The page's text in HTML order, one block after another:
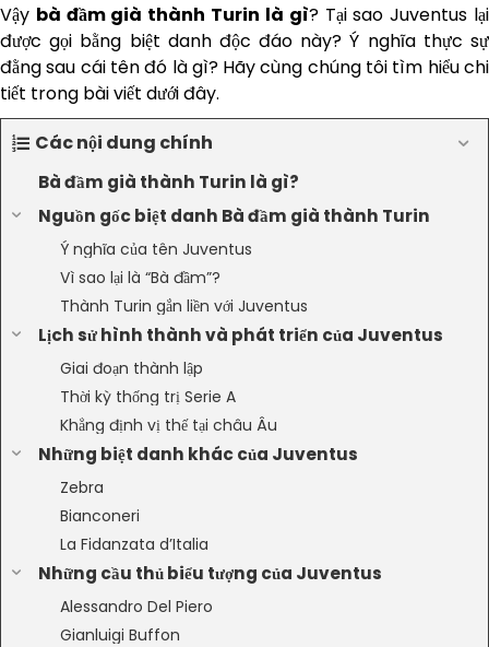
Vậy bà đầm già thành Turin là gì? Tại sao Juventus lại
được gọi bằng biệt danh độc đáo này? Ý nghĩa thực sự
đằng sau cái tên đó là gì? Hãy cùng chúng tôi tìm hiểu chi
tiết trong bài viết dưới đây.
Các nội dung chính
Bà đầm già thành Turin là gì?
Nguồn gốc biệt danh Bà đầm già thành Turin
Ý nghĩa của tên Juventus
Vì sao lại là “Bà đầm”?
Thành Turin gắn liền với Juventus
Lịch sử hình thành và phát triển của Juventus
Giai đoạn thành lập
Thời kỳ thống trị Serie A
Khẳng định vị thế tại châu Âu
Những biệt danh khác của Juventus
Zebra
Bianconeri
La Fidanzata d’Italia
Những cầu thủ biểu tượng của Juventus
Alessandro Del Piero
Gianluigi Buffon